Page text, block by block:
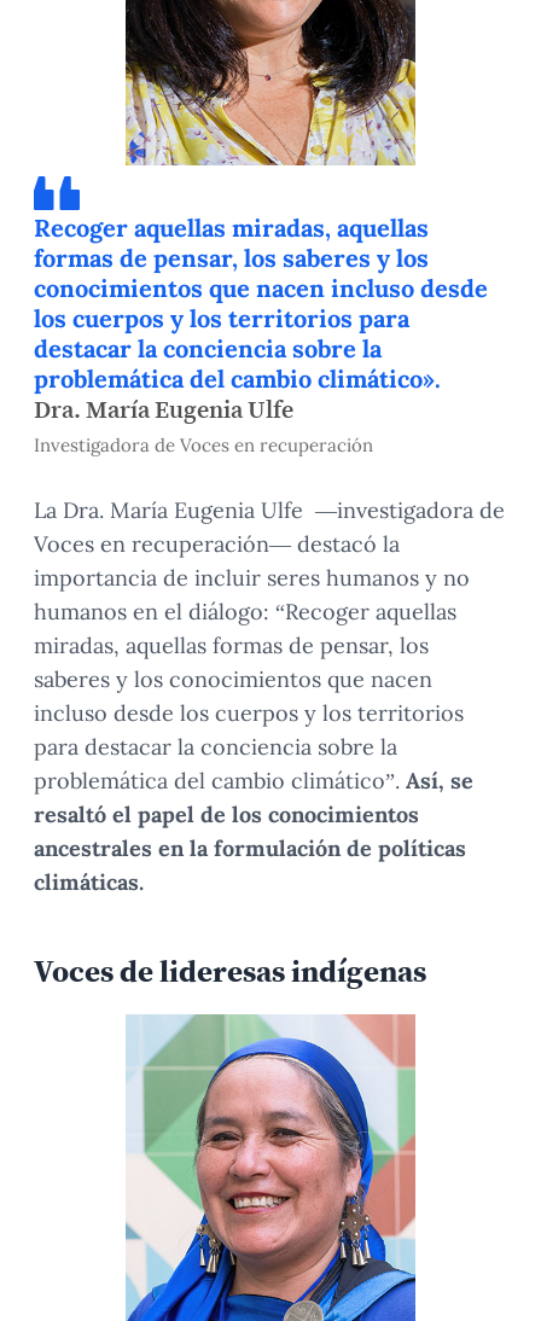
Recoger aquellas miradas, aquellas
formas de pensar, los saberes y los
conocimientos que nacen incluso desde
los cuerpos y los territorios para
destacar la conciencia sobre la
problemática del cambio climático».
Dra. María Eugenia Ulfe
Investigadora de Voces en recuperación
La Dra. María Eugenia Ulfe —investigadora de
Voces en recuperación— destacó la
importancia de incluir seres humanos y no
humanos en el diálogo: “Recoger aquellas
miradas, aquellas formas de pensar, los
saberes y los conocimientos que nacen
incluso desde los cuerpos y los territorios
para destacar la conciencia sobre la
problemática del cambio climático”. Así, se
resaltó el papel de los conocimientos
ancestrales en la formulación de políticas
climáticas.
Voces de lideresas indígenas